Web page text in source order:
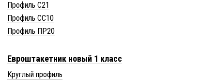
Профиль С21
Профиль СС10
Профиль ПР20
Евроштакетник новый 1 класс
Круглый профиль